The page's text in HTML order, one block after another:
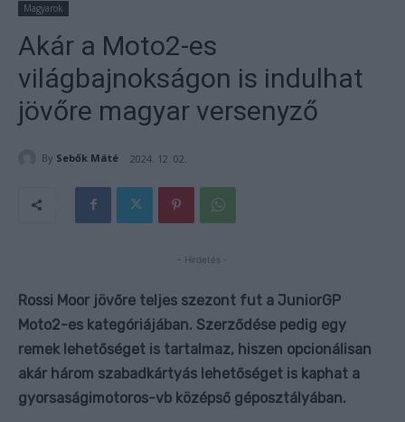
Magyarok
Akár a Moto2-es
világbajnokságon is indulhat
jövőre magyar versenyző
By Sebők Máté 2024. 12. 02.
- Hirdetés -
Rossi Moor jövőre teljes szezont fut a JuniorGP
Moto2-es kategóriájában. Szerződése pedig egy
remek lehetőséget is tartalmaz, hiszen opcionálisan
akár három szabadkártyás lehetőséget is kaphat a
gyorsaságimotoros-vb középső géposztályában.